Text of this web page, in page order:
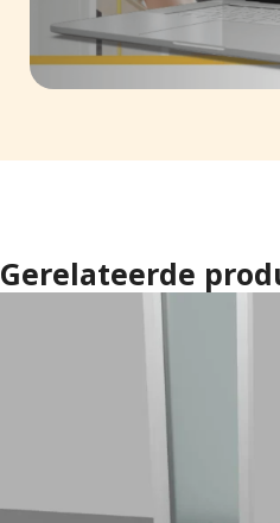
Gerelateerde